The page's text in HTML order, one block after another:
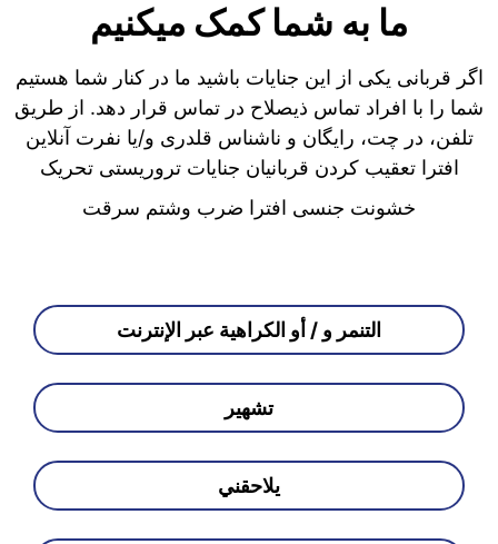
ما به شما کمک میکنیم
اگر قربانی یکی از این جنایات باشید ما در کنار شما هستیم
شما را با افراد تماس ذیصلاح در تماس قرار دهد. از طریق
تلفن، در چت، رایگان و ناشناس قلدری و/یا نفرت آنلاین
افترا تعقیب کردن قربانیان جنایات تروریستی تحریک
خشونت جنسی افترا ضرب وشتم سرقت
التنمر و / أو الكراهية عبر الإنترنت
تشهير
يلاحقني